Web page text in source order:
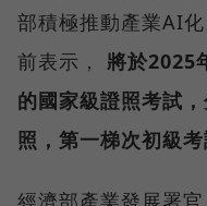
部積極推動產業AI
前表示， 將於2025
的國家級證照考試
照，第一梯次初級
經濟部產業發展署